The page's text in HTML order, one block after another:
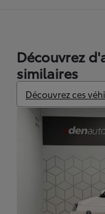
Découvrez
similaires
Découvrez ces